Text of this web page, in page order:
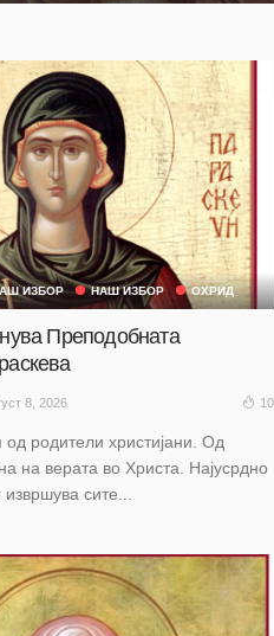
ИЗБОР НАШ ИЗБОР ОХРИД
Преподобната
8, 2026 10
родители христијани. Од
на верата во Христа. Најусрдно
сите...